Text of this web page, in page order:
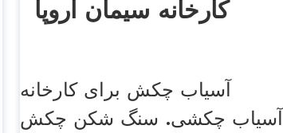
کارخانه سیمان اروپا
آسیاب چکش برای کارخانه
آسیاب چکشی. سنگ شکن چکش